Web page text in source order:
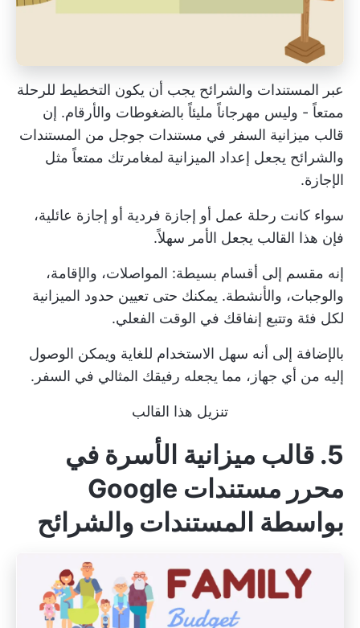
عبر المستندات والشرائح يجب أن يكون التخطيط للرحلة
ممتعاً - وليس مهرجاناً مليئاً بالضغوطات والأرقام. إن
قالب ميزانية السفر في مستندات جوجل من المستندات
والشرائح يجعل إعداد الميزانية لمغامرتك ممتعاً مثل
الإجازة.
سواء كانت رحلة عمل أو إجازة فردية أو إجازة عائلية،
فإن هذا القالب يجعل الأمر سهلاً.
إنه مقسم إلى أقسام بسيطة: المواصلات، والإقامة،
والوجبات، والأنشطة. يمكنك حتى تعيين حدود الميزانية
لكل فئة وتتبع إنفاقك في الوقت الفعلي.
بالإضافة إلى أنه سهل الاستخدام للغاية ويمكن الوصول
إليه من أي جهاز، مما يجعله رفيقك المثالي في السفر.
تنزيل هذا القالب
5. قالب ميزانية الأسرة في
محرر مستندات Google
بواسطة المستندات والشرائح